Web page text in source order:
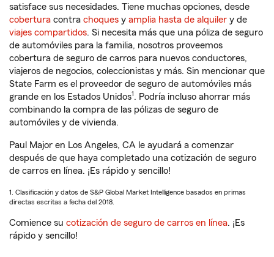
satisface sus necesidades. Tiene muchas opciones, desde
cobertura contra choques y amplia hasta de alquiler y de
viajes compartidos. Si necesita más que una póliza de seguro
de automóviles para la familia, nosotros proveemos
cobertura de seguro de carros para nuevos conductores,
viajeros de negocios, coleccionistas y más. Sin mencionar que
State Farm es el proveedor de seguro de automóviles más
grande en los Estados Unidos1. Podría incluso ahorrar más
combinando la compra de las pólizas de seguro de
automóviles y de vivienda.
Paul Major en Los Angeles, CA le ayudará a comenzar
después de que haya completado una cotización de seguro
de carros en línea. ¡Es rápido y sencillo!
1. Clasificación y datos de S&P Global Market Intelligence basados en primas
directas escritas a fecha del 2018.
Comience su cotización de seguro de carros en línea. ¡Es
rápido y sencillo!